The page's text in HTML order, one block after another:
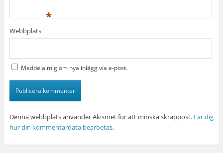
*
Webbplats
Meddela mig om nya inlägg via e-post.
Denna webbplats använder Akismet för att minska skräppost. Lär dig
hur din kommentardata bearbetas.